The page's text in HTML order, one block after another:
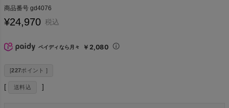
商品番号 gd4076
¥24,970 税込
ペイディなら月々 ￥2,080
[227ポイント ]
送料込